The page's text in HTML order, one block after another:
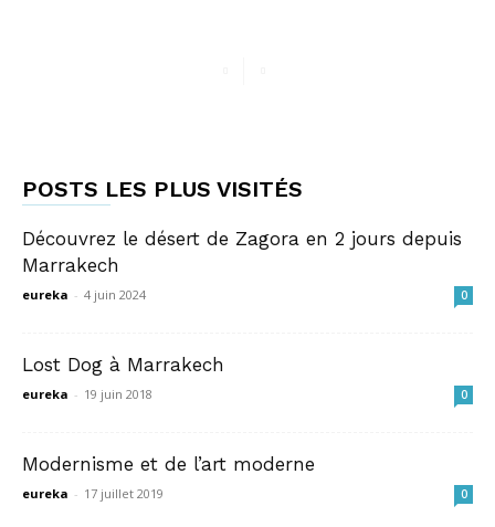
POSTS LES PLUS VISITÉS
Découvrez le désert de Zagora en 2 jours depuis
Marrakech
eureka - 4 juin 2024 0
Lost Dog à Marrakech
eureka - 19 juin 2018 0
Modernisme et de l’art moderne
eureka - 17 juillet 2019 0